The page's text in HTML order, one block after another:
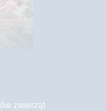
zwierząt